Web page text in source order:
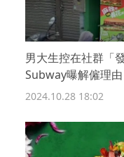
男大生控在社群「
Subway曝解僱理由
2024.10.28 18:02